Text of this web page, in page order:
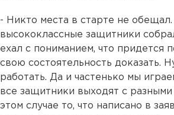
- Никто места в старте не обещал.
высококлассные защитники
ехал с пониманием, что придется
свою состоятельность доказать.
работать. Да и частенько мы
все защитники выходят с
этом случае то, что написано в